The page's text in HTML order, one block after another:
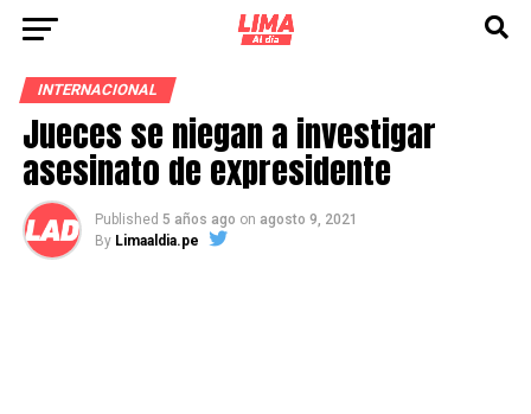
INTERNACIONAL
Jueces se niegan a investigar
asesinato de expresidente
Published 5 años ago on agosto 9, 2021
By Limaaldia.pe